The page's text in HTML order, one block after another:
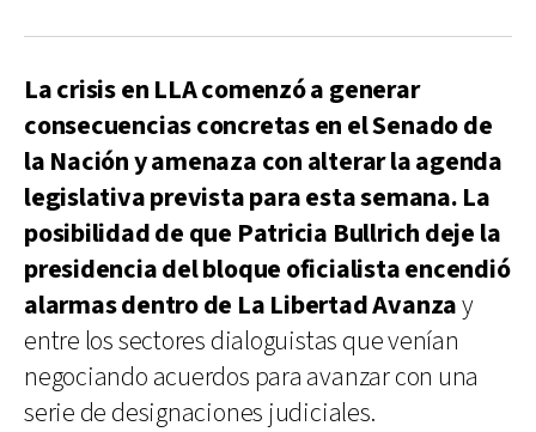
La crisis en LLA comenzó a generar
consecuencias concretas en el Senado de
la Nación y amenaza con alterar la agenda
legislativa prevista para esta semana. La
posibilidad de que Patricia Bullrich deje la
presidencia del bloque oficialista encendió
alarmas dentro de La Libertad Avanzay
entre los sectores dialoguistas que venían
negociando acuerdos para avanzar con una
serie de designaciones judiciales.